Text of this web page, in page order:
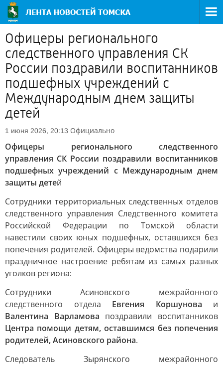
Офицеры регионального
следственного управления СК
России поздравили воспитанников
подшефных учреждений с
Международным днем защиты
детей
1 июня 2026, 20:13 Официально
Офицеры регионального следственного
управления СК России поздравили воспитанников
подшефных учреждений с Международным днем
защиты детей
Сотрудники территориальных следственных отделов
следственного управления Следственного комитета
Российской Федерации по Томской области
навестили своих юных подшефных, оставшихся без
попечения родителей. Офицеры ведомства подарили
праздничное настроение ребятам из самых разных
уголков региона:
Сотрудники Асиновского межрайонного
следственного отдела Евгения Коршунова и
Валентина Варламова поздравили воспитанников
Центра помощи детям, оставшимся без попечения
родителей, Асиновского района.
Следователь Зырянского межрайонного